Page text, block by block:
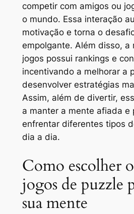
competir com amigos ou
o mundo. Essa interação
motivação e torna o
empolgante. Além disso, a
jogos possui rankings e
incentivando a melhorar a
desenvolver estratégias
Assim, além de divertir,
a manter a mente afiada e
enfrentar diferentes tipos
dia a dia.
Como escolher
jogos de puzzle
sua mente